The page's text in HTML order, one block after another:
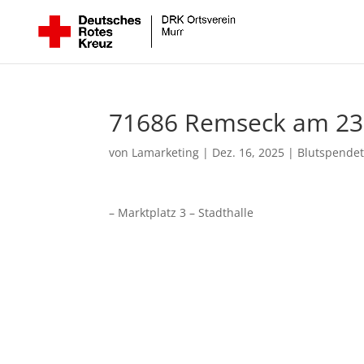
71686 Remseck am
von Lamarketing | Dez. 16, 2025 |
– Marktplatz 3 – Stadthalle